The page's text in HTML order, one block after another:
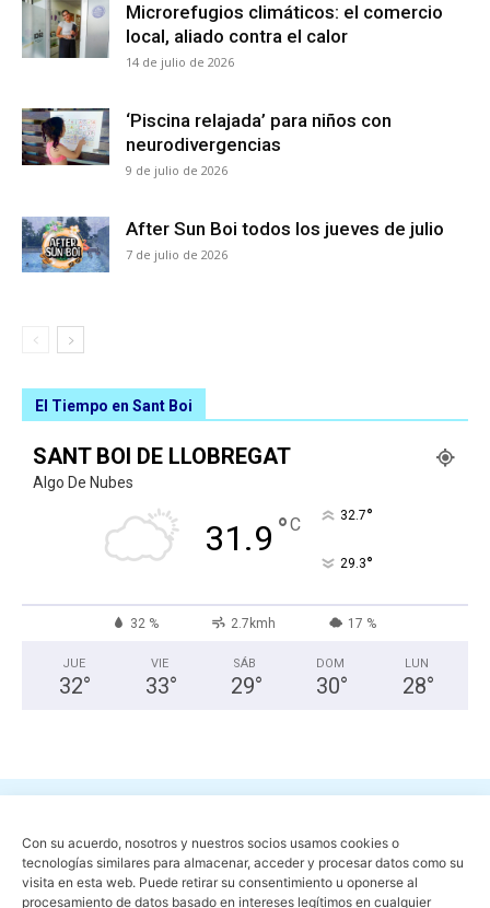
Con su acuerdo, nosotros y nuestros socios usamos cookies o
tecnologías similares para almacenar, acceder y procesar datos como su
visita en esta web. Puede retirar su consentimiento u oponerse al
procesamiento de datos basado en intereses legítimos en cualquier
Microrefugios climáticos: el comercio
local, aliado contra el calor
14 de julio de 2026
‘Piscina relajada’ para niños con
neurodivergencias
9 de julio de 2026
After Sun Boi todos los jueves de julio
7 de julio de 2026
El Tiempo en Sant Boi
SANT BOI DE LLOBREGAT
Algo De Nubes
31.9 °C 32.7°
29.3°
32 % 2.7kmh 17 %
JUE
32°
VIE
33°
SÁB
29°
DOM
30°
LUN
28°